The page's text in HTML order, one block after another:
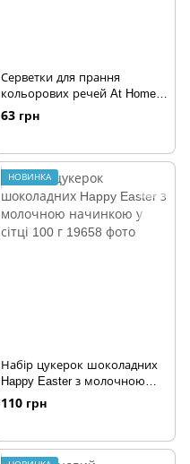
Серветки для прання
кольорових речей At Home
Laundry Sheets Color 16 шт
63 грн
НОВИНКА
Набір цукерок шоколадних
Happy Easter з молочною
начинкою у сітці 100 г
110 грн